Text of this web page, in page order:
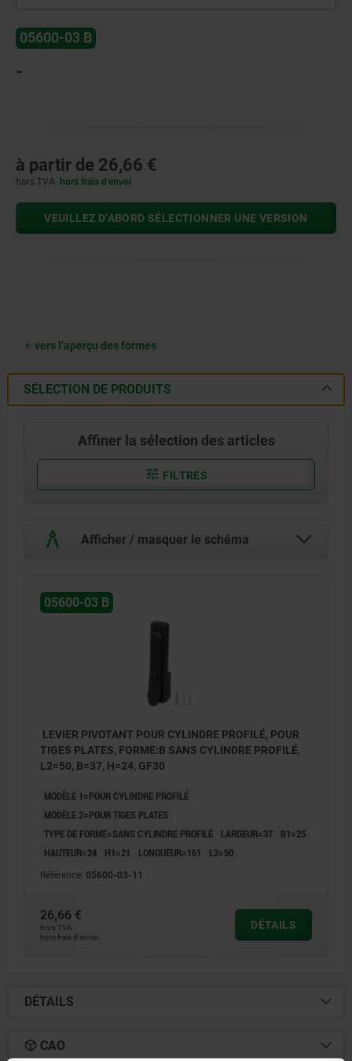
05600-03 B
-
à partir de 26,66 €
hors TVA hors frais d’envoi
VEUILLEZ D’ABORD SÉLECTIONNER UNE VERSION
vers l’aperçu des formes
SÉLECTION DE PRODUITS
Affiner la sélection des articles
FILTRES
Afficher / masquer le schéma
4) Système de verrouillage à 3 points
05600-03 B
LEVIER PIVOTANT POUR CYLINDRE PROFILÉ, POUR
TIGES PLATES, FORME:B SANS CYLINDRE PROFILÉ,
L2=50, B=37, H=24, GF30
MODÈLE 1=POUR CYLINDRE PROFILÉ
MODÈLE 2=POUR TIGES PLATES
TYPE DE FORME=SANS CYLINDRE PROFILÉ
LARGEUR=37
B1=25
HAUTEUR=24
H1=21 LONGUEUR=161 L2=50
Référence: 05600-03-11
26,66 €
hors TVA
hors frais d’envoi
DÉTAILS
DÉTAILS
CAO